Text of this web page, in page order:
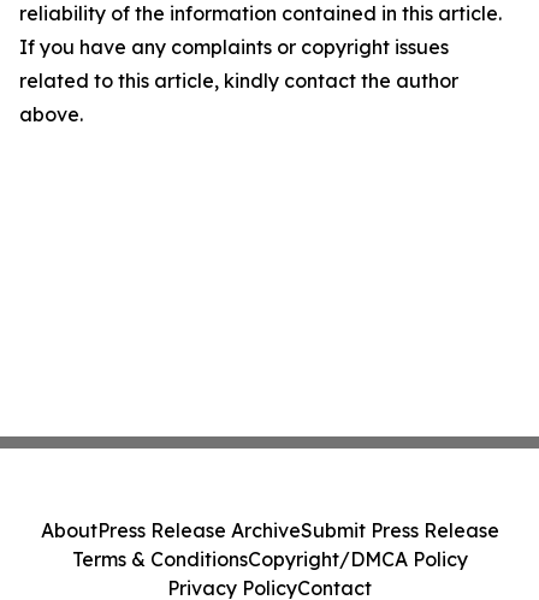
reliability of the information contained in this article.
If you have any complaints or copyright issues
related to this article, kindly contact the author
above.
AboutPress Release ArchiveSubmit Press Release
Terms & ConditionsCopyright/DMCA Policy
Privacy PolicyContact